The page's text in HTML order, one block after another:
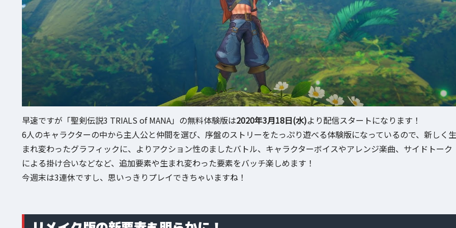
早速ですが「聖剣伝説3 TRIALS of MANA」の無料体験版は2020年3月18日(水)より配信スタートになります！
6人のキャラクターの中から主人公と仲間を選び、序盤のストリーをたっぷり遊べる体験版になっているので、新しく生
まれ変わったグラフィックに、よりアクション性のましたバトル、キャラクターボイスやアレンジ楽曲、サイドトーク
による掛け合いなどなど、追加要素や生まれ変わった要素をバッチ楽しめます！
今週末は3連休ですし、思いっきりプレイできちゃいますね！